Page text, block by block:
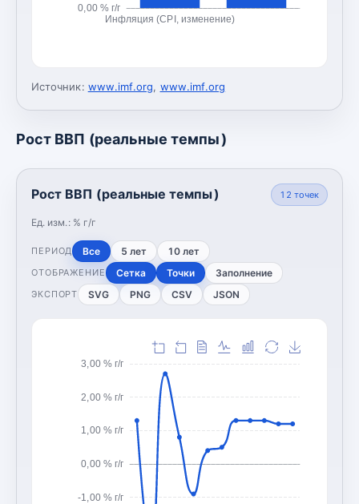
0,00 % г/г
Инфляция (CPI, изменение)
Источник: www.imf.org, www.imf.org
Рост ВВП (реальные темпы)
Рост ВВП (реальные темпы)
Ед. изм.: % г/г
12 точек
ПЕРИОД Все 5 лет 10 лет
ОТОБРАЖЕНИЕ Сетка Точки Заполнение
ЭКСПОРТ SVG PNG CSV JSON
-1,00 % г/г
0,00 % г/г
1,00 % г/г
2,00 % г/г
3,00 % г/г